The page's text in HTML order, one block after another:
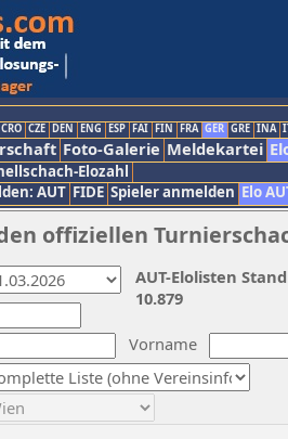
CRO CZE DEN ENG ESP FAI FIN FRA GER GRE INA
Foto-Galerie Meldekartei
Elozahl
AUT FIDE Spieler anmelden Elo
offiziellen
Vorname
AUT-Elolisten
10.879